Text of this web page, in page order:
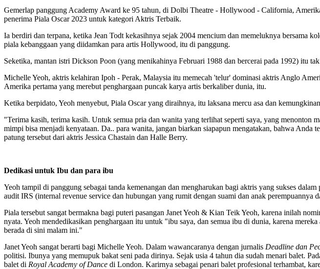
Gemerlap panggung Academy Award ke 95 tahun, di Dolbi Theatre - Hollywood - California,
penerima Piala Oscar 2023 untuk kategori Aktris Terbaik.
Ia berdiri dan terpana, ketika Jean Todt kekasihnya sejak 2004 mencium dan memeluknya bersama
piala kebanggaan yang diidamkan para artis Hollywood, itu di panggung.
Seketika, mantan istri Dickson Poon (yang menikahinya Februari 1988 dan bercerai pada 1992) itu
Michelle Yeoh, aktris kelahiran Ipoh - Perak, Malaysia itu memecah 'telur' dominasi aktris Anglo
Amerika pertama yang merebut penghargaan puncak karya artis berkaliber dunia, itu.
Ketika berpidato, Yeoh menyebut, Piala Oscar yang diraihnya, itu laksana mercu asa dan
"Terima kasih, terima kasih. Untuk semua pria dan wanita yang terlihat seperti saya, yang
mimpi bisa menjadi kenyataan. Da.. para wanita, jangan biarkan siapapun mengatakan, bahwa Anda
patung tersebut dari aktris Jessica Chastain dan Halle Berry.
Dedikasi untuk Ibu dan para ibu
Yeoh tampil di panggung sebagai tanda kemenangan dan mengharukan bagi aktris yang sukses
audit IRS (internal revenue service dan hubungan yang rumit dengan suami dan anak perempuannya
Piala tersebut sangat bermakna bagi puteri pasangan Janet Yeoh & Kian Teik Yeoh, karena inilah
nyata. Yeoh mendedikasikan penghargaan itu untuk "ibu saya, dan semua ibu di dunia, karena
berada di sini malam ini."
Janet Yeoh sangat berarti bagi Michelle Yeoh. Dalam wawancaranya dengan jurnalis Deadline dan
politisi. Ibunya yang memupuk bakat seni pada dirinya. Sejak usia 4 tahun dia sudah menari balet.
balet di Royal Academy of Dance di London. Karirnya sebagai penari balet profesional terhambat,